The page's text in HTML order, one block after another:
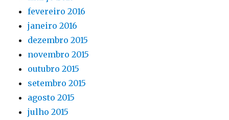
fevereiro 2016
janeiro 2016
dezembro 2015
novembro 2015
outubro 2015
setembro 2015
agosto 2015
julho 2015